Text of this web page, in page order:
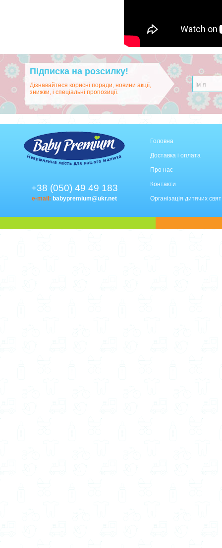
Підписка на розсилку!
Дізнавайтеся корисні поради, новини акції,
знижки, і спеціальні пропозиції.
+38 (050) 49 49 183
e-mail: babypremium@ukr.net
Головна
Доставка і оплата
Про нас
Контакти
Організація дитячих свят